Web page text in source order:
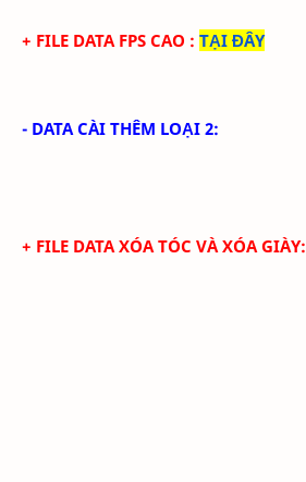
+ FILE DATA FPS CAO : TẠI ĐÂY
- DATA CÀI THÊM LOẠI 2:
+ FILE DATA XÓA TÓC VÀ XÓA GIÀY: